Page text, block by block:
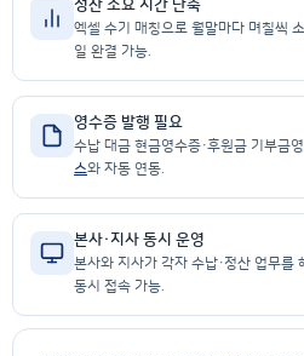
정산 소요 시간 단축
엑셀 수기 매칭으로 월말마다 며칠씩
일 완결 가능.
영수증 발행 필요
수납 대금 현금영수증·후원금 기부금
스와 자동 연동.
본사·지사 동시 운영
본사와 지사가 각자 수납·정산 업무를
동시 접속 가능.